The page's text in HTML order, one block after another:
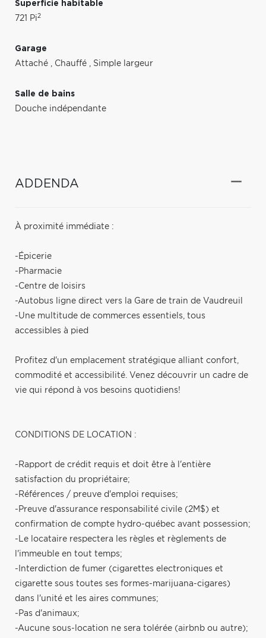
Superficie habitable
721 Pi2
Garage
Attaché , Chauffé , Simple largeur
Salle de bains
Douche indépendante
ADDENDA
À proximité immédiate :
-Épicerie
-Pharmacie
-Centre de loisirs
-Autobus ligne direct vers la Gare de train de Vaudreuil
-Une multitude de commerces essentiels, tous
accessibles à pied
Profitez d'un emplacement stratégique alliant confort,
commodité et accessibilité. Venez découvrir un cadre de
vie qui répond à vos besoins quotidiens!
CONDITIONS DE LOCATION :
-Rapport de crédit requis et doit être à l'entière
satisfaction du propriétaire;
-Références / preuve d'emploi requises;
-Preuve d'assurance responsabilité civile (2M$) et
confirmation de compte hydro-québec avant possession;
-Le locataire respectera les règles et règlements de
l'immeuble en tout temps;
-Interdiction de fumer (cigarettes electroniques et
cigarette sous toutes ses formes-marijuana-cigares)
dans l'unité et les aires communes;
-Pas d'animaux;
-Aucune sous-location ne sera tolérée (airbnb ou autre);